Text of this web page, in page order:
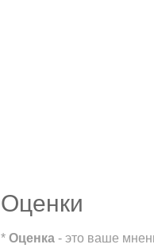
Оценки
* Оценка - это ваше